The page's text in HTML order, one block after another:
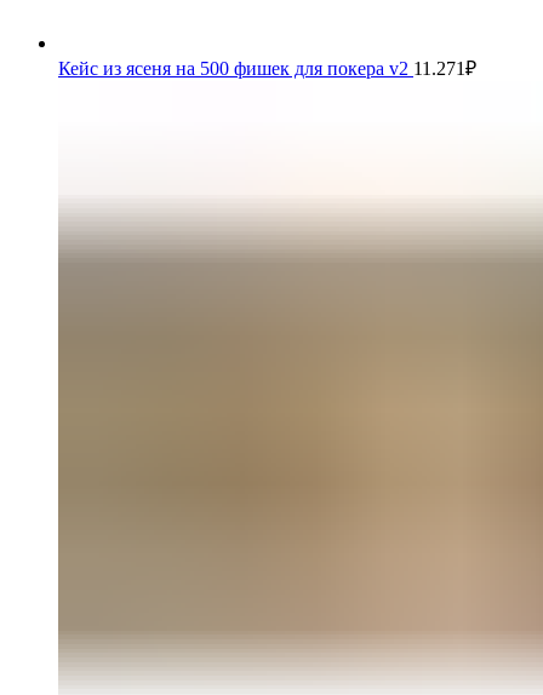
Кейс из ясеня на 500 фишек для покера v2 11.271₽